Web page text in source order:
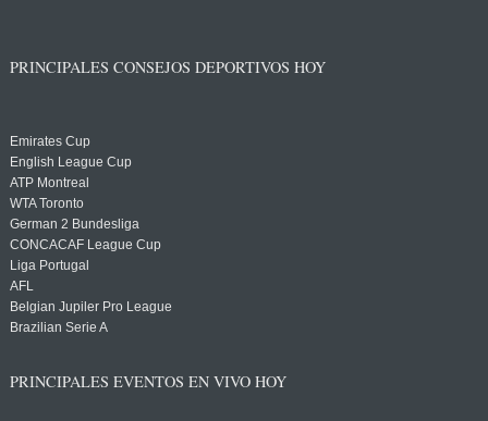
PRINCIPALES CONSEJOS DEPORTIVOS HOY
Emirates Cup
English League Cup
ATP Montreal
WTA Toronto
German 2 Bundesliga
CONCACAF League Cup
Liga Portugal
AFL
Belgian Jupiler Pro League
Brazilian Serie A
PRINCIPALES EVENTOS EN VIVO HOY